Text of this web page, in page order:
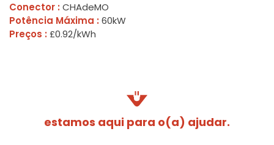
Conector : CHAdeMO
Potência Máxima : 60kW
Preços : £0.92/kWh
estamos aqui para o(a) ajudar.